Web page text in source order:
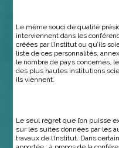
Le même souci de qualité
interviennent dans les
créées par l’Institut ou qu’ils
liste de ces personnalités,
le nombre de pays concernés,
des plus hautes institutions
ils viennent.
Le seul regret que l’on puisse
sur les suites données par les
travaux de l’Institut. Dans